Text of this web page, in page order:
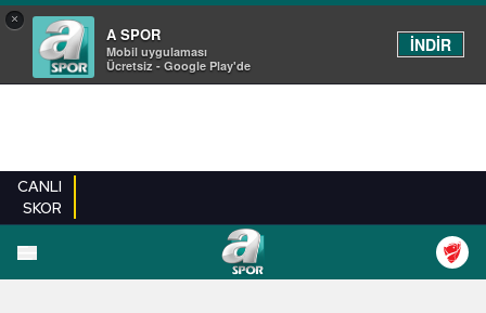
×
A SPOR
Mobil uygulaması
Ücretsiz - Google Play'de
İNDİR
CANLI
SKOR